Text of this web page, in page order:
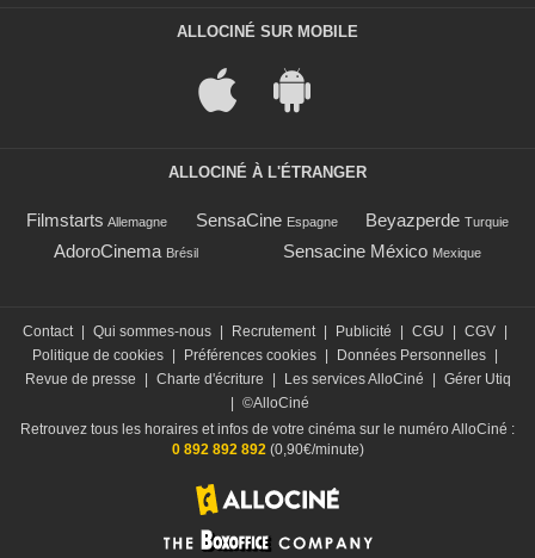
ALLOCINÉ SUR MOBILE
ALLOCINÉ À L'ÉTRANGER
Filmstarts Allemagne SensaCine Espagne Beyazperde Turquie
AdoroCinema Brésil Sensacine México Mexique
Contact Qui sommes-nous Recrutement Publicité CGU CGV
Politique de cookies
Préférences cookies Données Personnelles
Revue de presse
Charte d'écriture Les services AlloCiné
Gérer Utiq
©AlloCiné
Retrouvez tous les horaires et infos de votre cinéma sur le numéro AlloCiné :
0 892 892 892(0,90€/minute)